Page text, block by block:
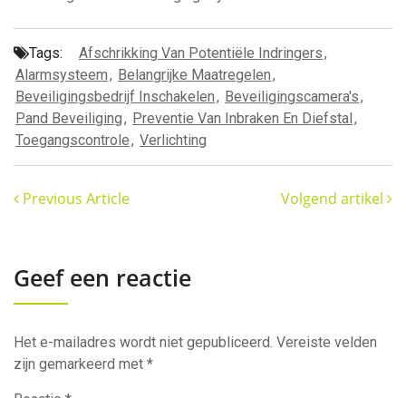
Tags: Afschrikking Van Potentiële Indringers,
Alarmsysteem, Belangrijke Maatregelen,
Beveiligingsbedrijf Inschakelen, Beveiligingscamera's,
Pand Beveiliging, Preventie Van Inbraken En Diefstal,
Toegangscontrole, Verlichting
Previous Article Volgend artikel
Geef een reactie
Het e-mailadres wordt niet gepubliceerd. Vereiste velden
zijn gemarkeerd met *